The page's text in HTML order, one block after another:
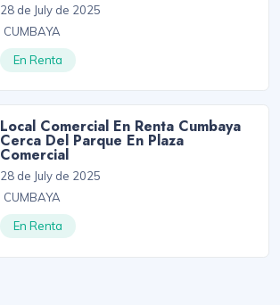
28 de July de 2025
CUMBAYA
En Renta
Local Comercial En Renta Cumbaya
Cerca Del Parque En Plaza
Comercial
28 de July de 2025
CUMBAYA
En Renta